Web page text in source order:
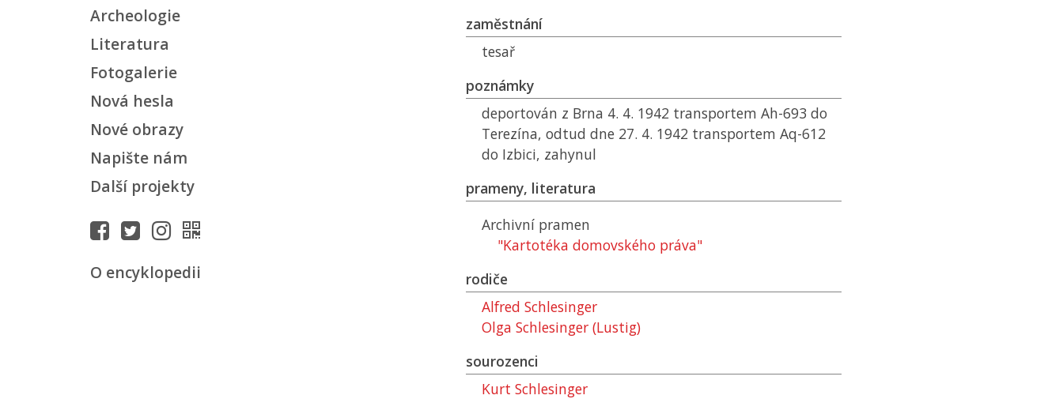
Archeologie
Literatura
Fotogalerie
Nová hesla
Nové obrazy
Napište nám
Další projekty
O encyklopedii
zaměstnání
tesař
poznámky
deportován z Brna 4. 4. 1942 transportem Ah-693 do
Terezína, odtud dne 27. 4. 1942 transportem Aq-612
do Izbici, zahynul
prameny, literatura
Archivní pramen
"Kartotéka domovského práva"
rodiče
Alfred Schlesinger
Olga Schlesinger (Lustig)
sourozenci
Kurt Schlesinger